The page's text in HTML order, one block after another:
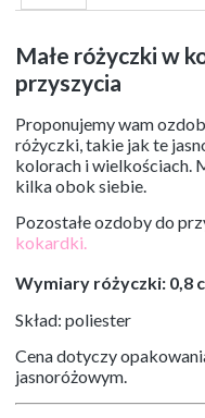
Małe różyczki w
przyszycia
Proponujemy wam
różyczki, takie jak te
kolorach i wielkościach.
kilka obok siebie.
Pozostałe ozdoby do
kokardki.
Wymiary różyczki: 0,8
Skład: poliester
Cena dotyczy
jasnoróżowym.